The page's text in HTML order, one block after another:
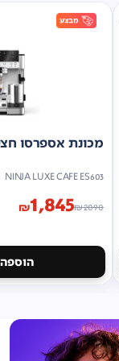
מכונת אספרסו
NINJA LUXE CAFE ES603
₪2090
₪1,845